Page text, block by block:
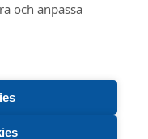
och anpassa
FÖR
OCH ÖKAD
FÖR DIG. VILL
COOKIES KAN DU